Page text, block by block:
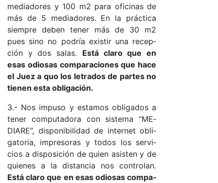
me­dia­do­res y 100 m2 pa­ra ofi­ci­nas de
más de 5 me­dia­do­res. En la prác­ti­ca
siem­pre de­ben te­ner más de 30 m2
pues sino no po­dría exis­tir una re­cep­
ción y dos sa­la­s. Es­tá cla­ro que en
esas odio­sas com­pa­ra­cio­nes que ha­ce
el Juez a quo los le­tra­dos de par­tes no
tie­nen es­ta obli­ga­ció­n.
3.- Nos im­pu­so y es­ta­mos obli­ga­dos a
te­ner com­pu­ta­do­ra con sis­te­ma “ME­
DIA­RE”, dis­po­ni­bi­li­dad de in­ter­net obli­
ga­to­ria, im­pre­so­ras y to­dos los ser­vi­
cios a dis­po­si­ción de quien asis­ten y de
quie­nes a la dis­tan­cia nos con­tro­lan.
Es­tá cla­ro que en esas odio­sas com­pa­